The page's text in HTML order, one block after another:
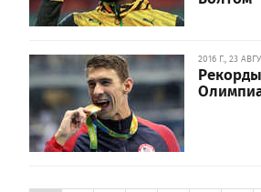
2016 Г., 23
Рекорды